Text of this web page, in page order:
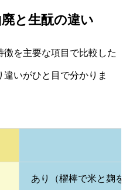
と生酛の違い
徴を主要な項目で比較した
いがひと目で分かりま
あり（櫂棒で米と麹を